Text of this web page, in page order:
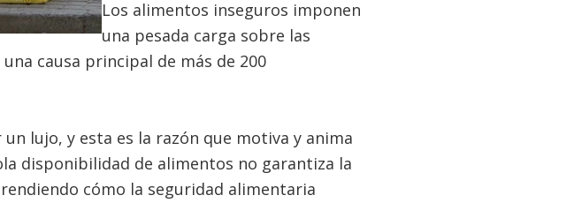
Los alimentos inseguros imponen
una pesada carga sobre las
causa principal de más de 200
lujo, y esta es la razón que motiva y anima
disponibilidad de alimentos no garantiza la
cómo la seguridad alimentaria